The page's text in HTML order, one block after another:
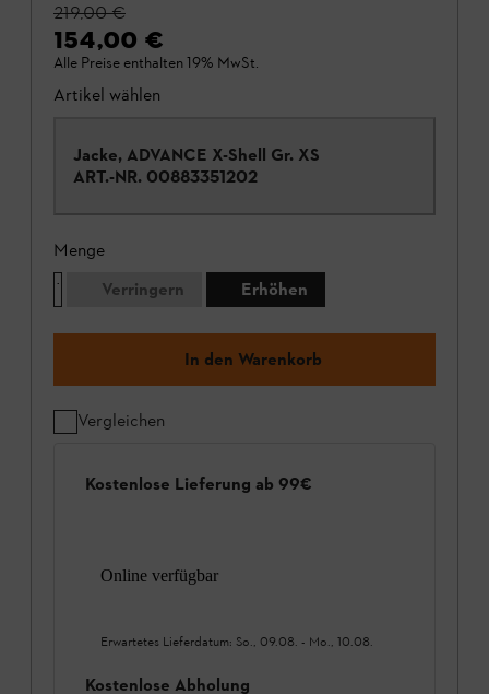
219,00 €
154,00 €
Alle Preise enthalten 19% MwSt.
Artikel wählen
Jacke, ADVANCE X-Shell Gr. XS
ART.-NR. 00883351202
Menge
Verringern
Erhöhen
In den Warenkorb
Vergleichen
Kostenlose Lieferung ab 99€
Online verfügbar
Erwartetes Lieferdatum: So., 09.08. - Mo., 10.08.
Kostenlose Abholung